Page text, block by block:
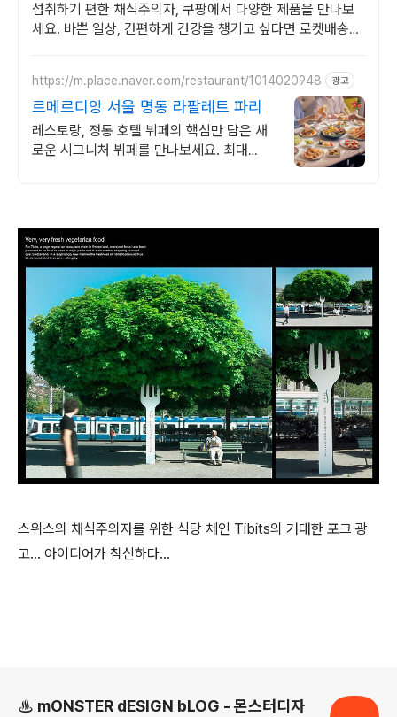
섭취하기 편한 채식주의자, 쿠팡에서 다양한 제품을 만나보
세요. 바쁜 일상, 간편하게 건강을 챙기고 싶다면 로켓배송으
https://m.place.naver.com/restaurant/1014020948 광고
르메르디앙 서울 명동 라팔레트 파리
레스토랑, 정통 호텔 뷔페의 핵심만 담은 새
로운 시그니처 뷔페를 만나보세요. 최대
스위스의 채식주의자를 위한 식당 체인 Tibits의 거대한 포크 광
고... 아이디어가 참신하다...
♨ mONSTER dESIGN bLOG - 몬스터디자